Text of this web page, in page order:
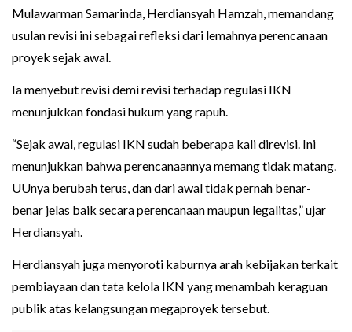
Mulawarman Samarinda, Herdiansyah Hamzah, memandang
usulan revisi ini sebagai refleksi dari lemahnya perencanaan
proyek sejak awal.
Ia menyebut revisi demi revisi terhadap regulasi IKN
menunjukkan fondasi hukum yang rapuh.
“Sejak awal, regulasi IKN sudah beberapa kali direvisi. Ini
menunjukkan bahwa perencanaannya memang tidak matang.
UUnya berubah terus, dan dari awal tidak pernah benar-
benar jelas baik secara perencanaan maupun legalitas,” ujar
Herdiansyah.
Herdiansyah juga menyoroti kaburnya arah kebijakan terkait
pembiayaan dan tata kelola IKN yang menambah keraguan
publik atas kelangsungan megaproyek tersebut.